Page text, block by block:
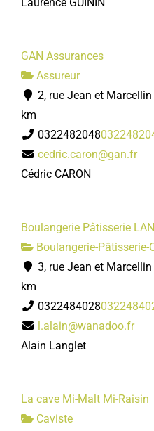
GAN Assurances
Assureur
2, rue Jean et
km
0322482048
cedric.caron@gan.fr
Cédric CARON
Boulangerie Pâtisserie
Boulangerie-
3, rue Jean et
km
0322484028
l.alain@wanadoo.fr
Alain Langlet
La cave Mi-Malt Mi-Raisin
Caviste